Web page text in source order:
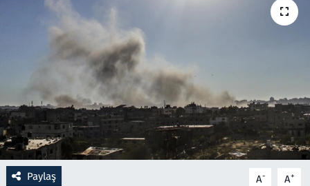
Paylaş A- A+
Ramazan
Resmi İlanlar
Rüya Tabirleri
Sağlık
Savunma Sanayi